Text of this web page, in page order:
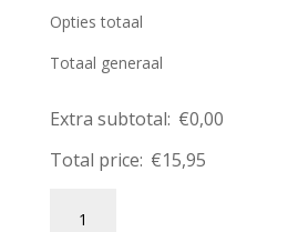
Opties totaal
Totaal generaal
Extra subtotal: €0,00
Total price: €15,95